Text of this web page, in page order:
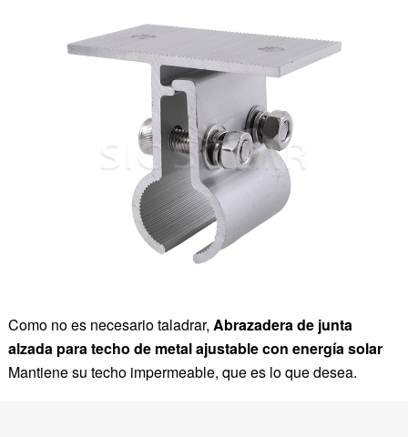
Como no es necesario taladrar, Abrazadera de junta
alzada para techo de metal ajustable con energía solar
Mantiene su techo impermeable, que es lo que desea.